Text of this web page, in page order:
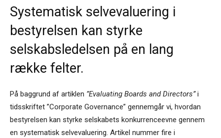
Systematisk selvevaluering i
bestyrelsen kan styrke
selskabsledelsen på en lang
række felter.
På baggrund af artiklen ”Evaluating Boards and Directors”i
tidsskriftet ”Corporate Governance” gennemgår vi, hvordan
bestyrelsen kan styrke selskabets konkurrenceevne gennem
en systematisk selvevaluering. Artikel nummer fire i